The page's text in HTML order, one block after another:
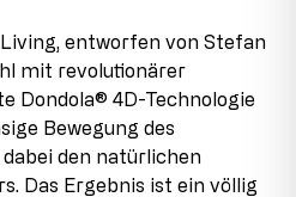
der Intertek in
sämtliche
jedoch Teile, die aus
aufgrund von
nicht
Diese Auslaufteile
was uns ermöglicht,
anzubieten.
Living, entworfen von Stefan
mit revolutionärer
Dondola® 4D-Technologie
Bewegung des
den natürlichen
Das Ergebnis ist ein völlig